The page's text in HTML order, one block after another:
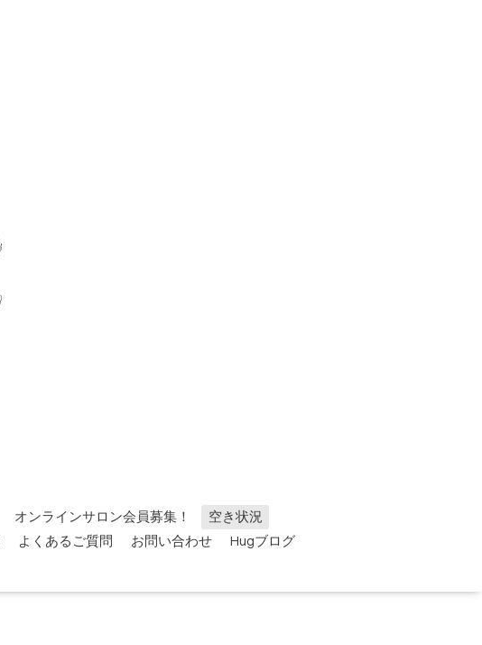
オンラインサロン会員募集！
空き状況
よくあるご質問 お問い合わせ
Hugブログ